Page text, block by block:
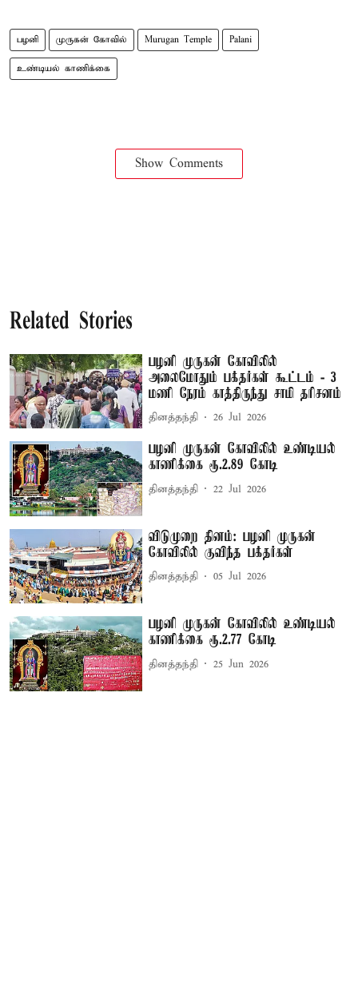
பழனி முருகன் கோவில் Murugan Temple Palani
உண்டியல் காணிக்கை
Show Comments
Related Stories
பழனி முருகன் கோவிலில்
அலைமோதும் பக்தர்கள் கூட்டம் - 3
மணி நேரம் காத்திருந்து சாமி தரிசனம்
தினத்தந்தி 26 Jul 2026
பழனி முருகன் கோவிலில் உண்டியல்
காணிக்கை ரூ.2.89 கோடி
தினத்தந்தி 22 Jul 2026
விடுமுறை தினம்: பழனி முருகன்
கோவிலில் குவிந்த பக்தர்கள்
தினத்தந்தி 05 Jul 2026
பழனி முருகன் கோவிலில் உண்டியல்
காணிக்கை ரூ.2.77 கோடி
தினத்தந்தி 25 Jun 2026